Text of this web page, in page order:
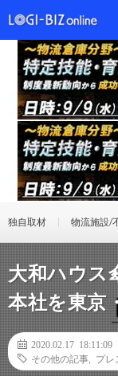
独自取材 物流施設/
大和ハウス
本社を東京
2020.02.17 18:11:09
その他の記事
プレ